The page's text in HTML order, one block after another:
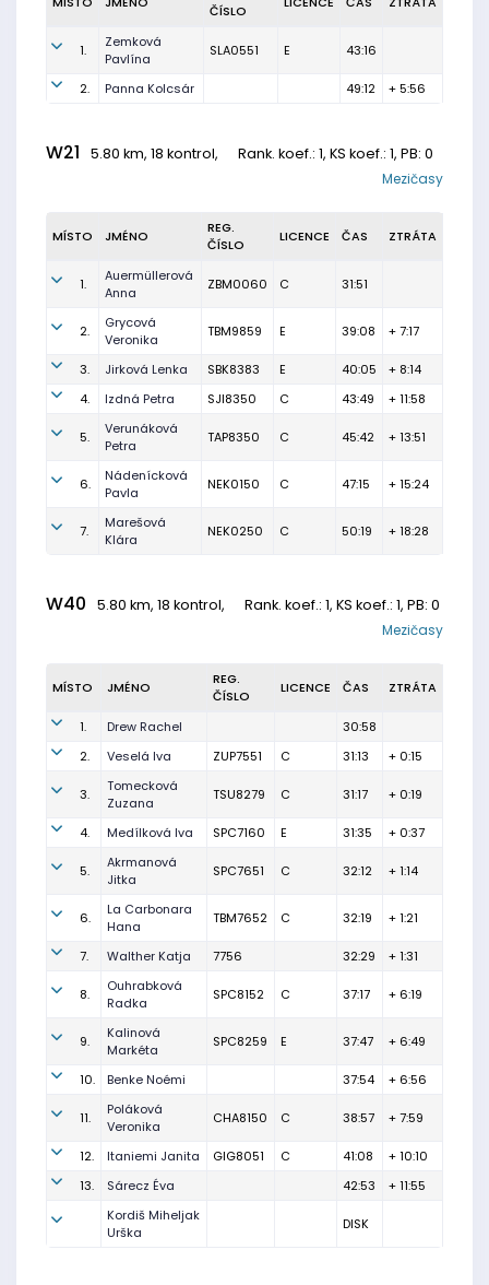
ČÍSLO
1.
Zemková
Pavlína
SLA0551 E 43:16
2. Panna Kolcsár 49:12 + 5:56
W21 5.80 km, 18 kontrol, Rank. koef.: 1, KS koef.: 1, PB: 0
Mezičasy
MÍSTO JMÉNO
REG.
ČÍSLO
LICENCE ČAS ZTRÁTA
1.
Auermüllerová
Anna
ZBM0060 C 31:51
2.
Grycová
Veronika
TBM9859 E 39:08 + 7:17
3. Jirková Lenka SBK8383 E 40:05
+ 8:14
4.
Izdná Petra SJI8350 C 43:49 + 11:58
5.
Verunáková
Petra
TAP8350 C 45:42 + 13:51
6.
Nádenícková
Pavla
NEK0150 C 47:15 + 15:24
7.
Marešová
Klára
NEK0250 C 50:19 + 18:28
W40 5.80 km, 18 kontrol, Rank. koef.: 1, KS koef.: 1, PB: 0
Mezičasy
MÍSTO JMÉNO
REG.
ČÍSLO
LICENCE ČAS ZTRÁTA
1. Drew Rachel
30:58
2.
Veselá Iva ZUP7551 C 31:13 + 0:15
3.
Tomecková
Zuzana
TSU8279 C 31:17 + 0:19
4. Medílková Iva SPC7160 E 31:35 + 0:37
5.
Akrmanová
Jitka
SPC7651 C 32:12 + 1:14
6.
La Carbonara
Hana
TBM7652 C 32:19 + 1:21
7. Walther Katja 7756 32:29 + 1:31
8.
Ouhrabková
Radka
SPC8152 C 37:17 + 6:19
9.
Kalinová
Markéta
SPC8259 E 37:47 + 6:49
10. Benke Noémi 37:54 + 6:56
11.
Poláková
Veronika
CHA8150 C 38:57 + 7:59
12. Itaniemi Janita GIG8051 C 41:08
+ 10:10
13.
Sárecz Éva 42:53
+ 11:55
Kordiš Miheljak
Urška
DISK